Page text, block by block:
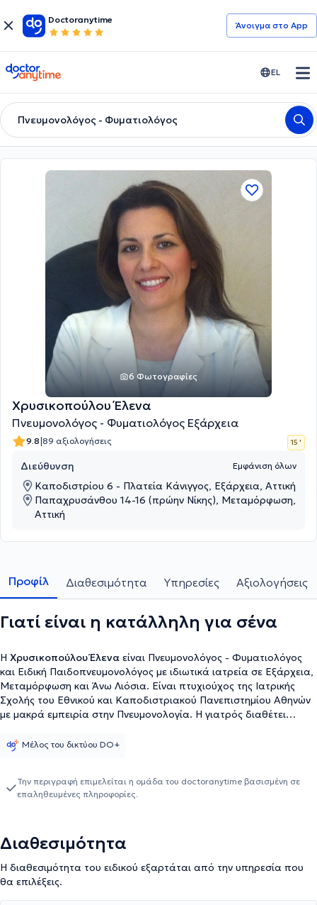
Doctoranytime
Άνοιγμα στο App
doctoranytime EL
Πνευμονολόγος - Φυματιολόγος
6 Φωτογραφίες
Χρυσικοπούλου Έλενα
Πνευμονολόγος - Φυματιολόγος Εξάρχεια
9.8|89 αξιολογήσεις 15 '
Διεύθυνση Εμφάνιση όλων
Καποδιστρίου 6 - Πλατεία Κάνιγγος, Εξάρχεια, Αττική
Παπαχρυσάνθου 14-16 (πρώην Νίκης), Μεταμόρφωση,
Αττική
Προφίλ Διαθεσιμότητα Υπηρεσίες Αξιολογήσεις
Γιατί είναι η κατάλληλη για σένα
Η Χρυσικοπούλου Έλενα είναι Πνευμονολόγος - Φυματιολόγος
και Ειδική Παιδοπνευμονολόγος με ιδιωτικά ιατρεία σε Εξάρχεια,
Μεταμόρφωση και Άνω Λιόσια. Είναι πτυχιούχος της Ιατρικής
Σχολής του Εθνικού και Καποδιστριακού Πανεπιστημίου Αθηνών
με μακρά εμπειρία στην Πνευμονολογία. Η γιατρός διαθέτει
ειδική στη διάγνωση και θεραπεία όλων των αναπνευστικών
πνευμονία, πνευμονική ίνωση, καρκίνος του πνεύμονα,
φυματίωση, σαρκοείδωση, σύνδρομο άπνοιας στον ύπνο). Τέλος,
αίματος και βρογχοσκόπηση.
Μέλος του δικτύου DO+
Την περιγραφή επιμελείται η ομάδα του doctoranytime βασισμένη σε
επαληθευμένες πληροφορίες.
Διαθεσιμότητα
Η διαθεσιμότητα του ειδικού εξαρτάται από την υπηρεσία που
θα επιλέξεις.